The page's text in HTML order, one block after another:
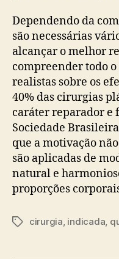
Dependendo da
são necessárias
alcançar o melhor
compreender todo
realistas sobre os
40% das cirurgias
caráter reparador e
Sociedade
que a motivação
são aplicadas de
natural e
proporções
Tagscirurgia, indicada,